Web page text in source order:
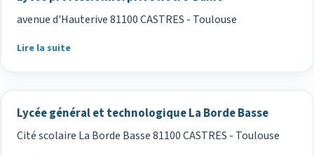
avenue d'Hauterive 81100 CASTRES - Toulouse
Lire la suite
Lycée général et technologique La Borde Basse
Cité scolaire La Borde Basse 81100 CASTRES - Toulouse